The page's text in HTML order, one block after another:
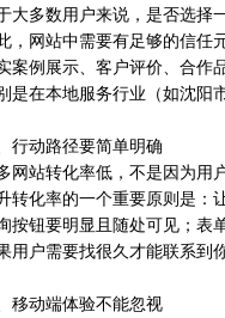
大多数用户来说，是否选择
，网站中需要有足够的信任
案例展示、客户评价、合作
是在本地服务行业（如沈阳
行动路径要简单明确
网站转化率低，不是因为用
转化率的一个重要原则是：
按钮要明显且随处可见；表
用户需要找很久才能联系到
移动端体验不能忽视